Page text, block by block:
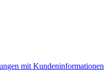
mit Kundeninformationen